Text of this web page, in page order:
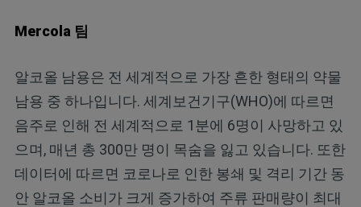
Mercola 팀
알코올 남용은 전 세계적으로 가장 흔한 형태의 약물
남용 중 하나입니다. 세계보건기구(WHO)에 따르면
음주로 인해 전 세계적으로 1분에 6명이 사망하고 있
으며, 매년 총 300만 명이 목숨을 잃고 있습니다. 또한
데이터에 따르면 코로나로 인한 봉쇄 및 격리 기간 동
안 알코올 소비가 크게 증가하여 주류 판매량이 최대